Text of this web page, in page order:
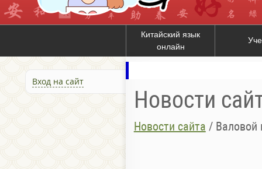
Китайский язык
онлайн
Вход на сайт
Новости
Новости сайта / Валовой